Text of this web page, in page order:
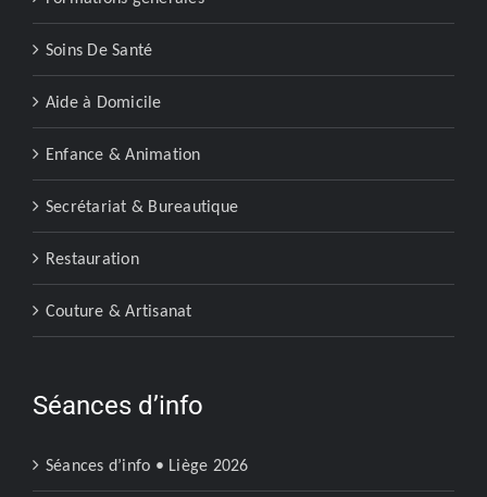
Soins De Santé
Aide à Domicile
Enfance & Animation
Secrétariat & Bureautique
Restauration
Couture & Artisanat
Séances d’info
Séances d’info • Liège 2026